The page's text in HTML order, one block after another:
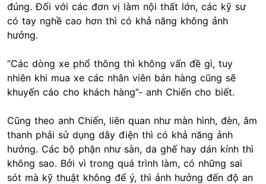
đúng. Đối với các đơn vị làm nội thất lớn, các kỹ sư
có tay nghề cao hơn thì có khả năng không ảnh
hưởng.
“Các dòng xe phổ thông thì không vấn đề gì, tuy
nhiên khi mua xe các nhân viên bán hàng cũng sẽ
khuyến cáo cho khách hàng”- anh Chiến cho biết.
Cũng theo anh Chiến, liên quan như màn hình, đèn, âm
thanh phải sử dụng dây điện thì có khả năng ảnh
hưởng. Các bộ phận như sàn, da ghế hay dán kính thì
không sao. Bởi vì trong quá trình làm, có những sai
sót mà kỹ thuật không để ý, thì ảnh hưởng đến độ an